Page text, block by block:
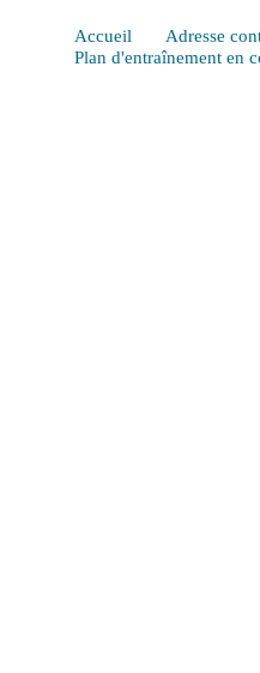
Accueil Adresse
Plan d'entraînement en